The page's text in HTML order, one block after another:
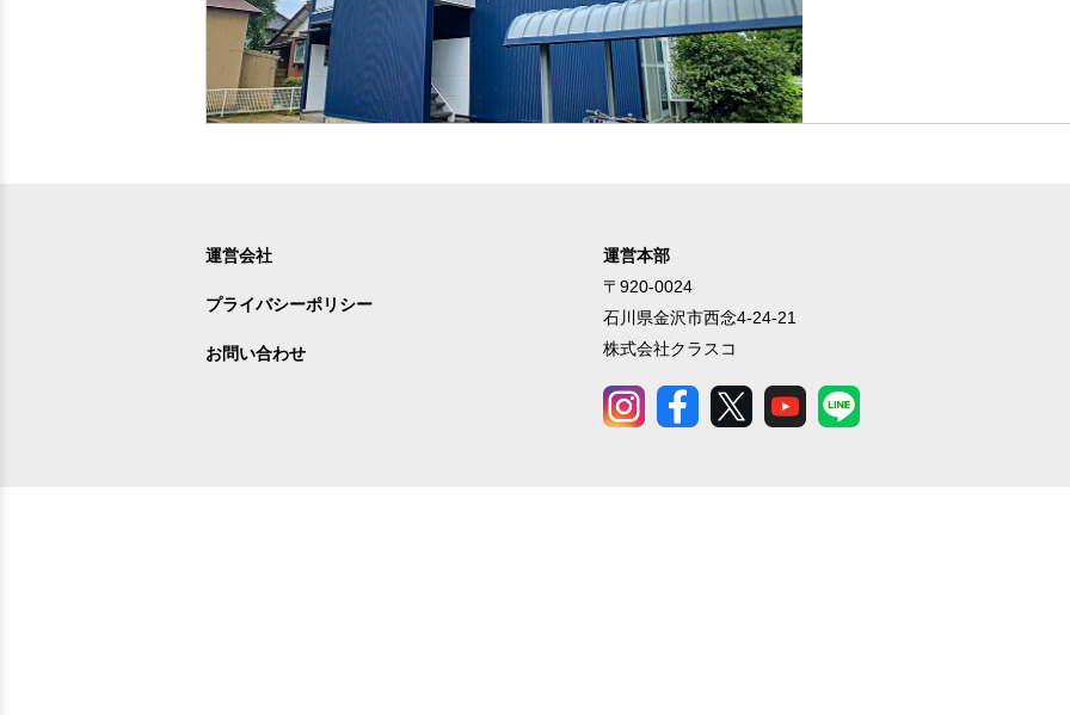
運営会社
プライバシーポリシー
お問い合わせ
運営本部
〒920-0024
石川県金沢市西念4-24-21
株式会社クラスコ